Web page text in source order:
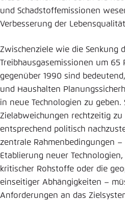
und Schadstoffemissionen
Verbesserung der
Zwischenziele wie die Senkung
Treibhausgasemissionen um 65
gegenüber 1990 sind
und Haushalten
in neue Technologien zu geben.
Zielabweichungen rechtzeitig
entsprechend politisch
zentrale Rahmenbedingungen
Etablierung neuer
kritischer Rohstoffe oder die
einseitiger Abhängigkeiten –
Anforderungen an das